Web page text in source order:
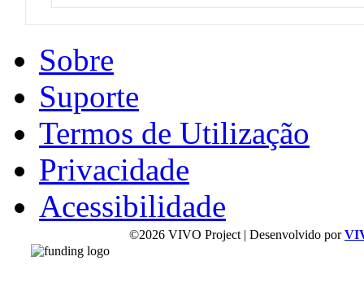
Sobre
Suporte
Termos de Utilização
Privacidade
Acessibilidade
©2026 VIVO Project | Desenvolvido por